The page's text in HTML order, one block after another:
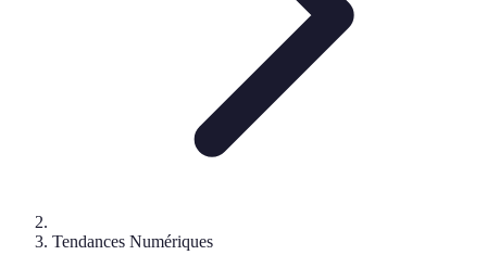
Tendances Numériques